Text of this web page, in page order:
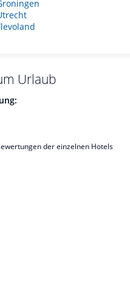
Urlaub
der einzelnen Hotels